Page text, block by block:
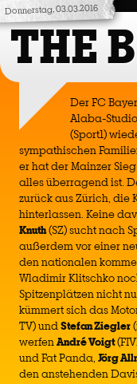
Donnerstag, 03.03.2016
THE
Der FC
Alaba-
(Sport1)
sympathischen
er hat der Mainzer
alles überragend ist.
zurück aus Zürich, die
hinterlassen. Keine
Knuth(SZ) sucht nach
außerdem vor einer
den nationalen
Wladimir Klitschko
Spitzenplätzen nicht
kümmert sich das
TV) undStefan Ziegler
werfenAndré Voigt
und Fat Panda, Jörg
den anstehenden